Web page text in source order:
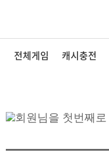
전체게임 캐시충전